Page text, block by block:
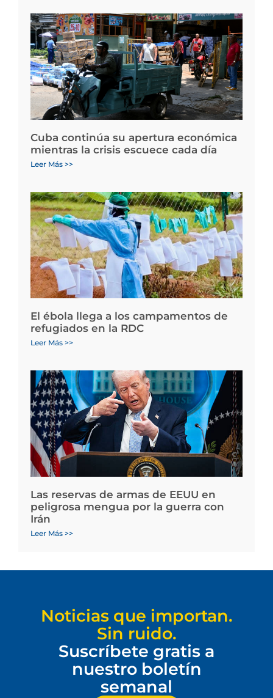
Cuba continúa su apertura económica
mientras la crisis escuece cada día
Leer Más >>
El ébola llega a los campamentos de
refugiados en la RDC
Leer Más >>
Las reservas de armas de EEUU en
peligrosa mengua por la guerra con
Irán
Leer Más >>
Noticias que importan.
Sin ruido.
Suscríbete gratis a
nuestro boletín
semanal